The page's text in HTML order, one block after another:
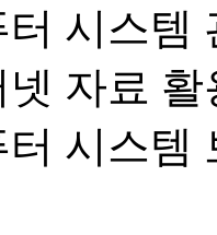
터 시스템
넷 자료 활
터 시스템